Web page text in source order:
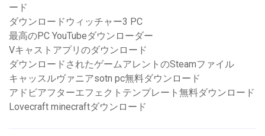
ード
ダウンロードウィッチャー3 PC
最高のPC YouTubeダウンローダー
Vキャストアプリのダウンロード
ダウンロードされたゲームアレントのSteamファイル
キャッスルヴァニアsotn pc無料ダウンロード
アドビアフターエフェクトテンプレート無料ダウンロード
Lovecraft minecraftダウンロード